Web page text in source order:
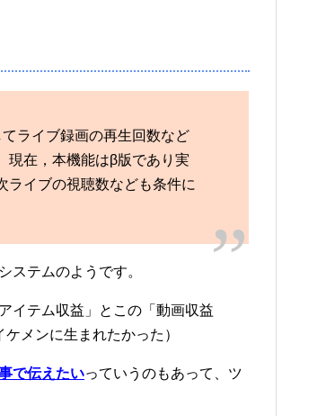
ライブ録画の再生回数など
現在，本機能はβ版であり実
ライブの視聴数なども条件に
ステムのようです。
イテム収益」とこの「動画収益
メンに生まれたかった）
で伝えたいっていうのもあって、ツ